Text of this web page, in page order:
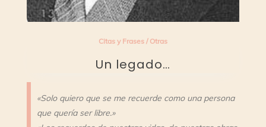
Citas y Frases/ Otras
Un legado…
«Solo quiero que se me recuerde como una persona
que quería ser libre.»